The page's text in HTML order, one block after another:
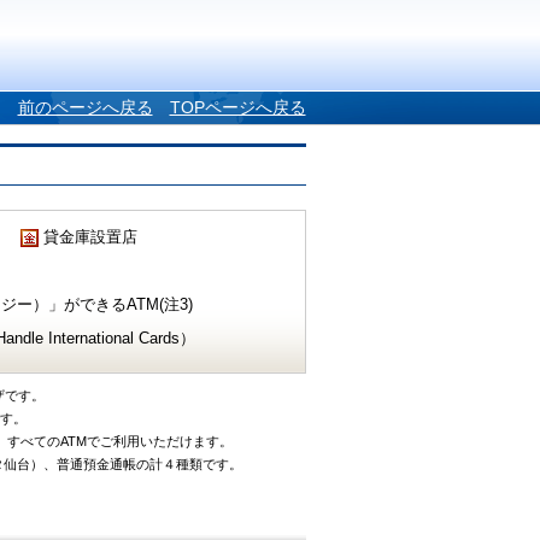
前のページへ戻る TOPページへ戻る
貸金庫設置店
ー）」ができるATM(注3)
International Cards）
す。
。
べてのATMでご利用いただけます。
台）、普通預金通帳の計４種類です。